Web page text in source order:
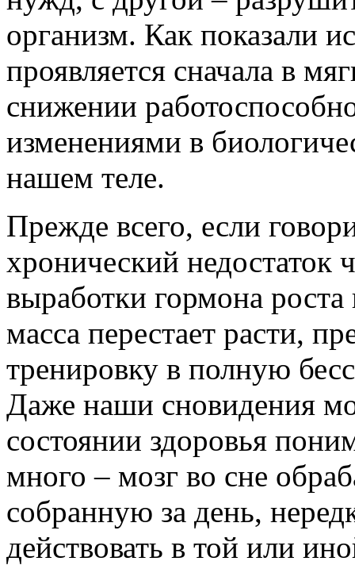
организм. Как показали
проявляется сначала в
снижении
изменениями в
нашем теле.
Прежде всего, если
хронический недостаток
выработки гормона
масса перестает расти,
тренировку в полную
Даже наши сновидения
состоянии здоровья
много – мозг во сне
собранную за день,
действовать в той или